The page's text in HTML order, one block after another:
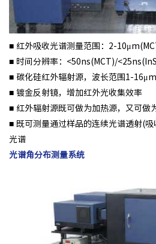
■ 红外吸收光谱测量范围：2-
■ 时间分辨率：<50ns(MCT)/
■ 碳化硅红外辐射源，波长范围1-16μm
■ 镀金反射镜，增加红外光收集效率
■ 红外辐射源既可做为加热源，又可做
■ 既可测量通过样品的连续光谱透射(
光谱
光谱角分布测量系统